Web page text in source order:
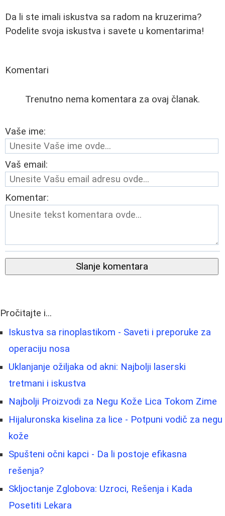
Da li ste imali iskustva sa radom na kruzerima?
Podelite svoja iskustva i savete u komentarima!
Komentari
Trenutno nema komentara za ovaj članak.
Vaše ime:
Vaš email:
Komentar:
Slanje komentara
Pročitajte i...
Iskustva sa rinoplastikom - Saveti i preporuke za
operaciju nosa
Uklanjanje ožiljaka od akni: Najbolji laserski
tretmani i iskustva
Najbolji Proizvodi za Negu Kože Lica Tokom Zime
Hijaluronska kiselina za lice - Potpuni vodič za negu
kože
Spušteni očni kapci - Da li postoje efikasna
rešenja?
Skljoctanje Zglobova: Uzroci, Rešenja i Kada
Posetiti Lekara